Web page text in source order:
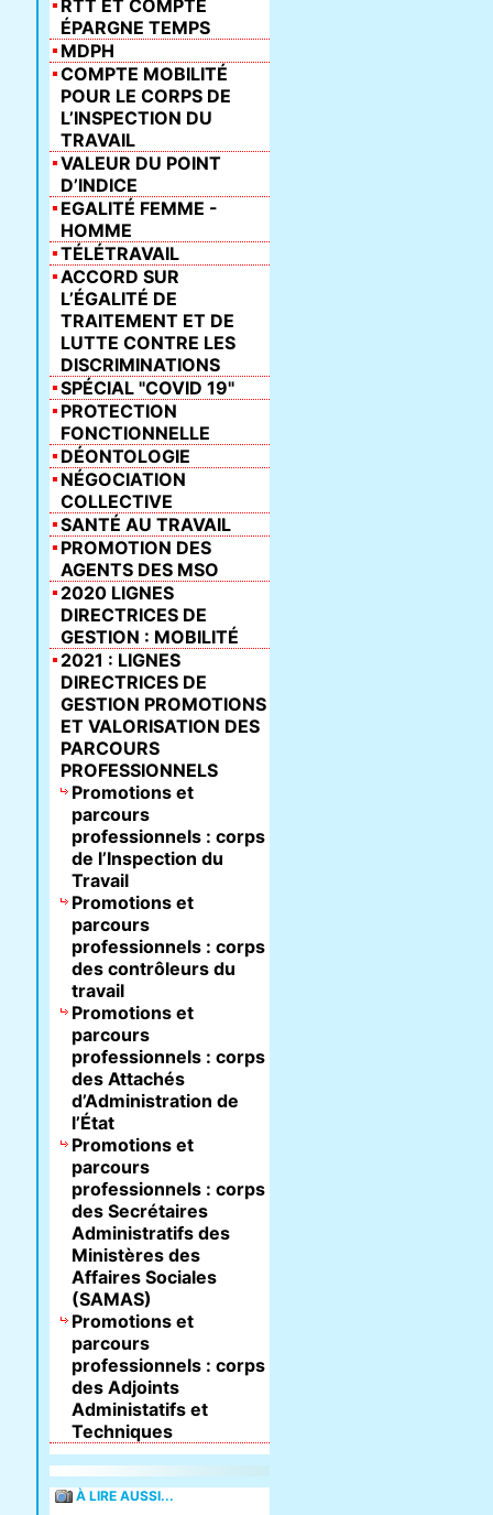
RTT ET COMPTE
ÉPARGNE TEMPS
MDPH
COMPTE MOBILITÉ
POUR LE CORPS DE
L’INSPECTION DU
TRAVAIL
VALEUR DU POINT
D’INDICE
EGALITÉ FEMME -
HOMME
TÉLÉTRAVAIL
ACCORD SUR
L’ÉGALITÉ DE
TRAITEMENT ET DE
LUTTE CONTRE LES
DISCRIMINATIONS
SPÉCIAL "COVID 19"
PROTECTION
FONCTIONNELLE
DÉONTOLOGIE
NÉGOCIATION
COLLECTIVE
SANTÉ AU TRAVAIL
PROMOTION DES
AGENTS DES MSO
2020 LIGNES
DIRECTRICES DE
GESTION : MOBILITÉ
2021 : LIGNES
DIRECTRICES DE
GESTION PROMOTIONS
ET VALORISATION DES
PARCOURS
PROFESSIONNELS
Promotions et
parcours
professionnels : corps
de l’Inspection du
Travail
Promotions et
parcours
professionnels : corps
des contrôleurs du
travail
Promotions et
parcours
professionnels : corps
des Attachés
d’Administration de
l’État
Promotions et
parcours
professionnels : corps
des Secrétaires
Administratifs des
Ministères des
Affaires Sociales
(SAMAS)
Promotions et
parcours
professionnels : corps
des Adjoints
Administatifs et
Techniques
À LIRE AUSSI...